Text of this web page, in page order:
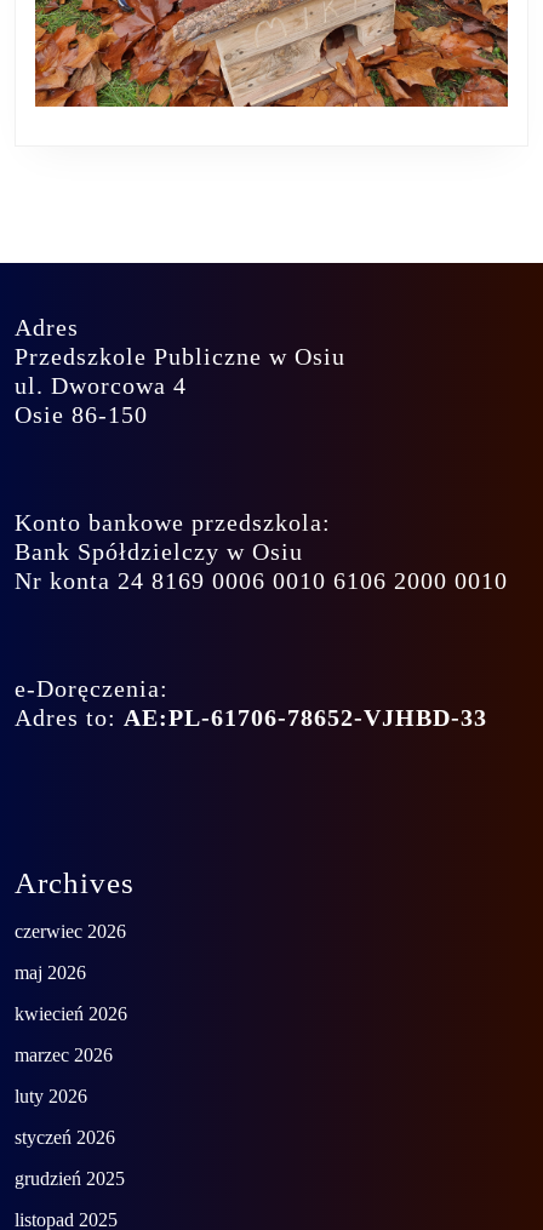
Adres
Przedszkole Publiczne w Osiu
ul. Dworcowa 4
Osie 86-150
Konto bankowe przedszkola:
Bank Spółdzielczy w Osiu
Nr konta 24 8169 0006 0010 6106 2000 0010
e-Doręczenia:
Adres to: AE:PL-61706-78652-VJHBD-33
Archives
czerwiec 2026
maj 2026
kwiecień 2026
marzec 2026
luty 2026
styczeń 2026
grudzień 2025
listopad 2025